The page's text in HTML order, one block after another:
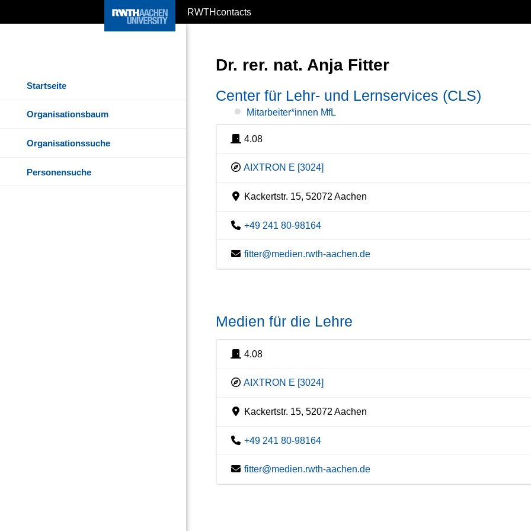
RWTHcontacts
Startseite
Organisationsbaum
Organisationssuche
Personensuche
Dr. rer. nat. Anja Fitter
Center für Lehr- und Lernservices (CLS)
Mitarbeiter*innen MfL
4.08
AIXTRON E [3024]
Kackertstr. 15, 52072 Aachen
+49 241 80-98164
fitter@medien.rwth-aachen.de
Medien für die Lehre
4.08
AIXTRON E [3024]
Kackertstr. 15, 52072 Aachen
+49 241 80-98164
fitter@medien.rwth-aachen.de